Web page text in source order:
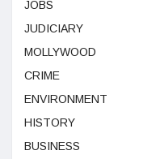
JOBS
JUDICIARY
MOLLYWOOD
CRIME
ENVIRONMENT
HISTORY
BUSINESS